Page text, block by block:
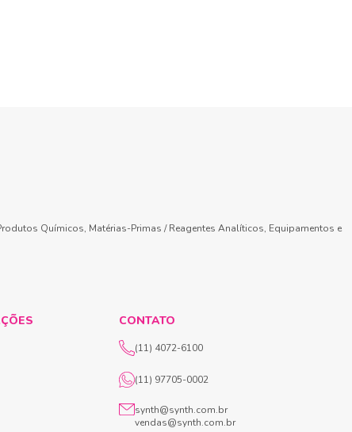
Químicos, Matérias-Primas / Reagentes Analíticos, Equipamentos e
CONTATO
(11) 4072-6100
(11) 97705-0002
synth@synth.com.br
vendas@synth.com.br